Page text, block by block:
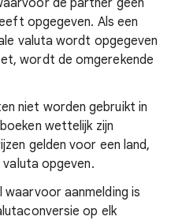
de partner geen
opgegeven. Als een
valuta wordt opgegeven
wordt de omgerekende
niet worden gebruikt in
wettelijk zijn
gelden voor een land,
opgeven.
aanmelding is
op elk